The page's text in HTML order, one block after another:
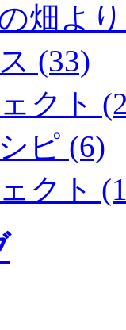
畑よ
(33)
クト
ピ (6)
クト